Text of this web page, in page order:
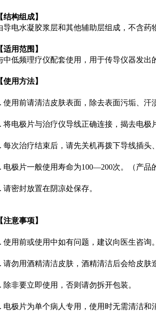
结构组成】
导电水凝胶浆层和其他辅助层组成，不含药
适用范围】
中低频理疗仪配套使用，用于传导仪器发出
使用方法】
使用前请清洁皮肤表面，除去表面污垢、汗
将电极片与治疗仪导线正确连接，揭去电极
每次治疗结束后，请先关机再拨下导线插头
电极片一般使用寿命为100—200次。（产品
请密封放置在阴凉处保存。
注意事项】
使用前或使用中如有问题，建议向医生咨询。
请勿用酒精清洁皮肤，酒精清洁后会给皮肤
除非要立即使用，否则请勿拆开包装。
电极片为单个病人专用，使用时无需清洁和